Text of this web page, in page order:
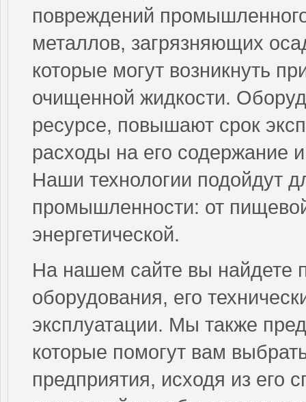
повреждений
металлов, загрязняющих
которые могут возникнуть
очищенной жидкости.
ресурсе, повышают срок
расходы на его содержание
Наши технологии подойдут
промышленности: от
энергетической.
На нашем сайте вы найдете
оборудования, его
эксплуатации. Мы также
которые помогут вам
предприятия, исходя из его